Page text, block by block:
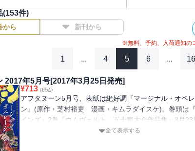
(153件)
から 新刊から
※無料、予約、入荷通知の
1 ... 4 5 6 ... 16
2017年5月号[2017年3月25日発売]
¥713 (税込)
アフタヌーン5月号、表紙は絶好調『マージナル・オペ
ン』(原作・芝村裕吏 漫画・キムラダイスケ)。巻頭は
インズ』2巻『ウムヴェルト 五十嵐大介作品集』3月23
発売を記念して、五十嵐大介リバーシブルポスターカレ
全て表示する